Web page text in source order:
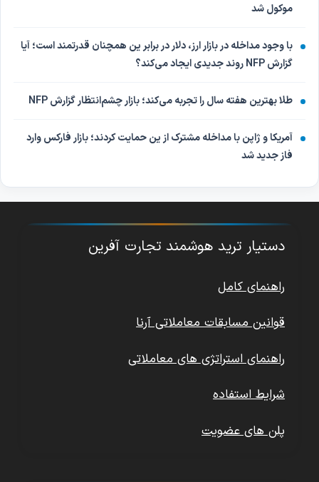
موکول شد
با وجود مداخله در بازار ارز، دلار در برابر ین همچنان قدرتمند است؛ آیا
گزارش NFP روند جدیدی ایجاد می‌کند؟
طلا بهترین هفته سال را تجربه می‌کند؛ بازار چشم‌انتظار گزارش NFP
آمریکا و ژاپن با مداخله مشترک از ین حمایت کردند؛ بازار فارکس وارد
فاز جدید شد
دستیار ترید هوشمند تجارت آفرین
راهنمای کامل
قوانین مسابقات معاملاتی آرنا
راهنمای استراتژی های معاملاتی
شرایط استفاده
پلن های عضویت